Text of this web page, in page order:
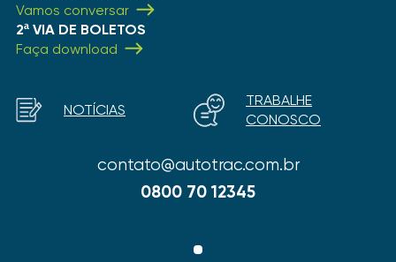
Vamos conversar
2ª VIA DE BOLETOS
Faça download
contato@autotrac.com.br
0800 70 12345
NOTÍCIAS
TRABALHE
CONOSCO